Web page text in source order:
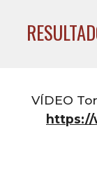
VÍDEO
https://